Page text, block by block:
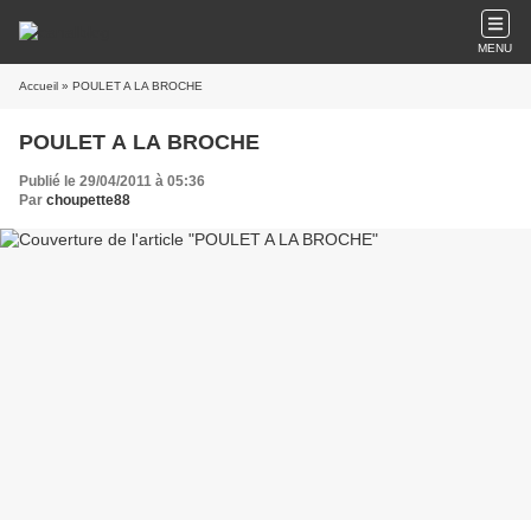
MENU
Accueil » POULET A LA BROCHE
POULET A LA BROCHE
Publié le 29/04/2011 à 05:36
Par choupette88